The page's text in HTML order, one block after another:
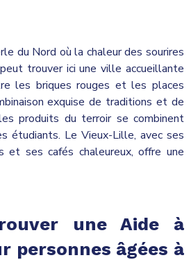
du Nord où la chaleur des sourires
trouver ici une ville accueillante
les briques rouges et les places
exquise de traditions et de
produits du terroir se combinent
étudiants. Le Vieux-Lille, avec ses
et ses cafés chaleureux, offre une
une Aide à
personnes âgées à